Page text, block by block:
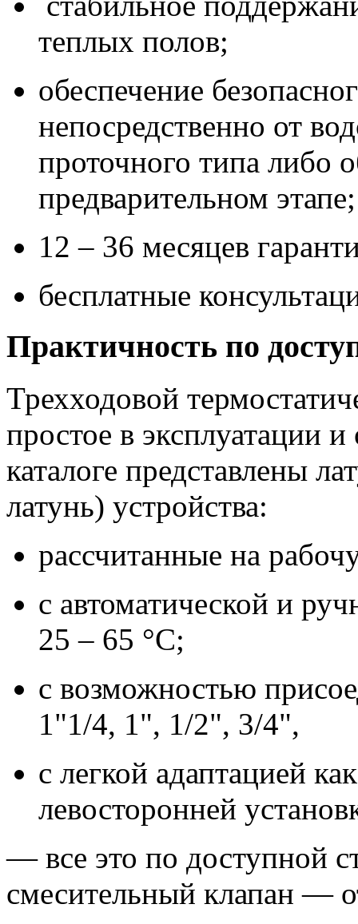
теплых полов;
обеспечение
непосредственно от
проточного типа либо
предварительном этапе;
12 – 36 месяцев
бесплатные
Практичность по
Трехходовой
простое в эксплуатации
каталоге представлены
латунь) устройства:
рассчитанные на
с автоматической и
25 – 65 °C;
с возможностью
1"1/4, 1", 1/2", 3/4",
с легкой адаптацией
левосторонней
— все это по доступной
смесительный клапан —